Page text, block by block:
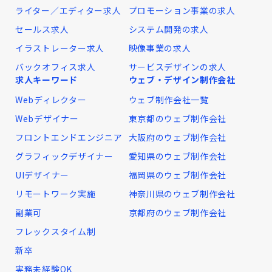
ライター／エディター求人
セールス求人
イラストレーター求人
バックオフィス求人
プロモーション事業の求人
システム開発の求人
映像事業の求人
サービスデザインの求人
求人キーワード
Webディレクター
Webデザイナー
フロントエンドエンジニア
グラフィックデザイナー
UIデザイナー
リモートワーク実施
副業可
フレックスタイム制
新卒
実務未経験OK
ウェブ・デザイン制作会社
ウェブ制作会社一覧
東京都のウェブ制作会社
大阪府のウェブ制作会社
愛知県のウェブ制作会社
福岡県のウェブ制作会社
神奈川県のウェブ制作会社
京都府のウェブ制作会社